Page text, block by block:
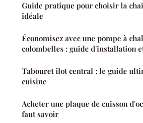
Guide pratique pour choisir la
idéale
Économisez avec une pompe à
colombelles : guide d'installation
Tabouret ilot central : le guide
cuisine
Acheter une plaque de cuisson
faut savoir